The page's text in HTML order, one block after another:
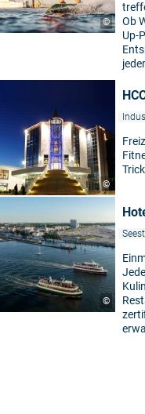
©
Ob
Up-
©
©